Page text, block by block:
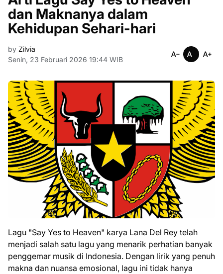
dan Maknanya dalam
Kehidupan Sehari-hari
by Zilvia
Senin, 23 Februari 2026 19:44 WIB
Lagu "Say Yes to Heaven" karya Lana Del Rey telah
menjadi salah satu lagu yang menarik perhatian banyak
penggemar musik di Indonesia. Dengan lirik yang penuh
makna dan nuansa emosional, lagu ini tidak hanya